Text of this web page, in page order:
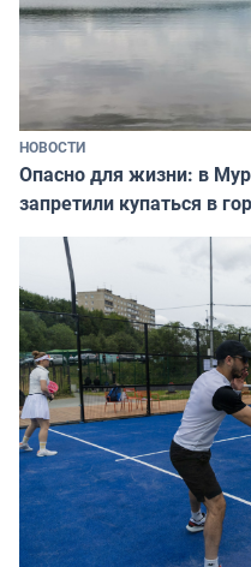
НОВОСТИ
Опасно для жизни: в
запретили купаться в